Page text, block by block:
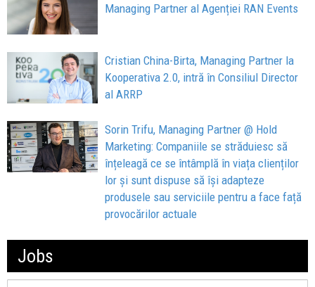
Managing Partner al Agenției RAN Events
Cristian China-Birta, Managing Partner la
Kooperativa 2.0, intră în Consiliul Director
al ARRP
Sorin Trifu, Managing Partner @ Hold
Marketing: Companiile se străduiesc să
înțeleagă ce se întâmplă în viața clienților
lor și sunt dispuse să își adapteze
produsele sau serviciile pentru a face față
provocărilor actuale
Jobs